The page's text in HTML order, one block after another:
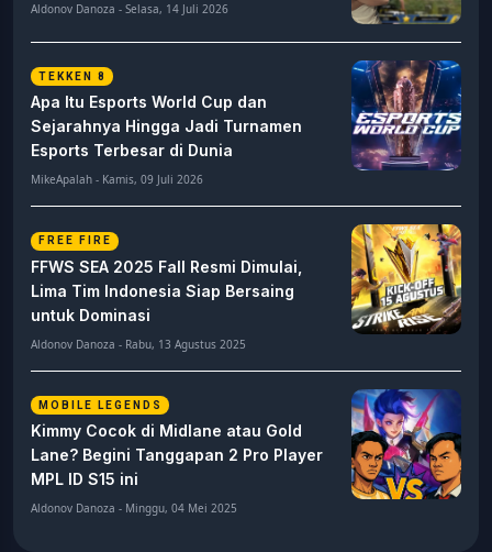
Aldonov Danoza - Selasa, 14 Juli 2026
TEKKEN 8
Apa Itu Esports World Cup dan
Sejarahnya Hingga Jadi Turnamen
Esports Terbesar di Dunia
MikeApalah - Kamis, 09 Juli 2026
FREE FIRE
FFWS SEA 2025 Fall Resmi Dimulai,
Lima Tim Indonesia Siap Bersaing
untuk Dominasi
Aldonov Danoza - Rabu, 13 Agustus 2025
MOBILE LEGENDS
Kimmy Cocok di Midlane atau Gold
Lane? Begini Tanggapan 2 Pro Player
MPL ID S15 ini
Aldonov Danoza - Minggu, 04 Mei 2025